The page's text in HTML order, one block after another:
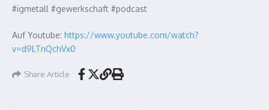
#igmetall #gewerkschaft #podcast
Auf Youtube: https://www.youtube.com/watch?
v=d9LTnQchVx0
Share Article